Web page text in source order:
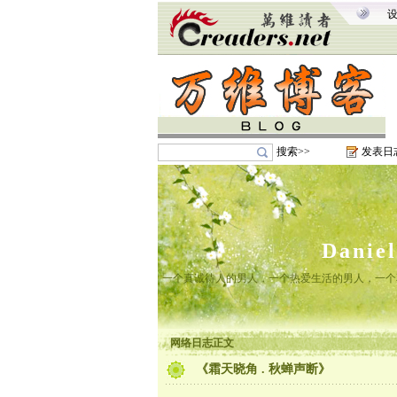
搜索>> 发表日
一个真诚待人的男人，一个热爱生活的男人，一
网络日志正文
《霜天晓角 . 秋蝉声断》